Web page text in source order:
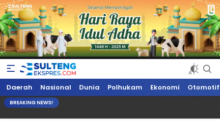
Sultengekspres.com
Berita Seputar Sulteng Hari Ini, Update Terkini, Suaranya Rakyat
Sulteng
Daerah Nasional Dunia Polhukam Ekonomi Otomotif
BREAKING NEWS!